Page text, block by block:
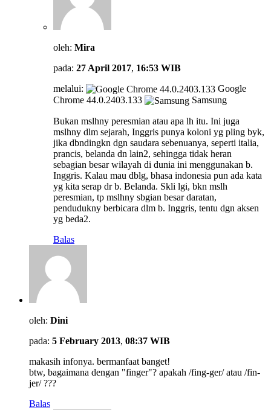
oleh: Mira
pada: 27 April 2017, 16:53 WIB
melalui:
Google
Chrome 44.0.2403.133
Samsung
Bukan mslhny peresmian atau apa lh itu. Ini juga
mslhny dlm sejarah, Inggris punya koloni yg pling byk,
jika dbndingkn dgn saudara sebenuanya, seperti italia,
prancis, belanda dn lain2, sehingga tidak heran
sebagian besar wilayah di dunia ini menggunakan b.
Inggris. Kalau mau dblg, bhasa indonesia pun ada kata
yg kita serap dr b. Belanda. Skli lgi, bkn mslh
peresmian, tp mslhny sbgian besar daratan,
pendudukny berbicara dlm b. Inggris, tentu dgn aksen
yg beda2.
Balas
oleh: Dini
pada: 5 February 2013, 08:37 WIB
makasih infonya. bermanfaat banget!
btw, bagaimana dengan "finger"? apakah /fing-ger/ atau /fin-
jer/ ???
Balas